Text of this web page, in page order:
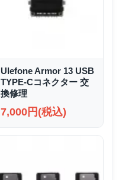
Ulefone Armor 13 USB
TYPE-Cコネクター 交
換修理
7,000円(税込)